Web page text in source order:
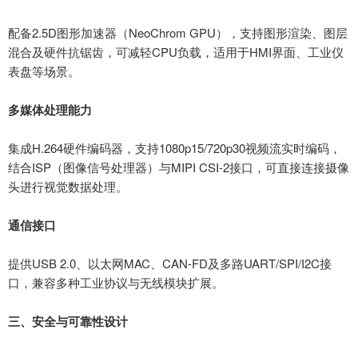
配备2.5D图形加速器（NeoChrom GPU），支持图形渲染、图层
混合及硬件抗锯齿，可减轻CPU负载，适用于HMI界面、工业仪
表盘等场景。
‌多媒体处理能力
集成H.264硬件编码器，支持1080p15/720p30视频流实时编码，
结合ISP（图像信号处理器）与MIPI CSI-2接口，可直接连接摄像
头进行视觉数据处理。
‌通信接口
提供USB 2.0、以太网MAC、CAN-FD及多路UART/SPI/I2C接
口，兼容多种工业协议与无线模块扩展。
三、安全与可靠性设计